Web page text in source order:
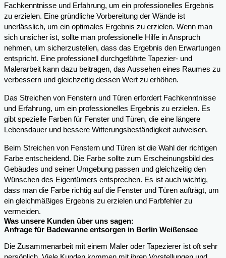
Fachkenntnisse und Erfahrung, um ein professionelles Ergebnis
zu erzielen. Eine gründliche Vorbereitung der Wände ist
unerlässlich, um ein optimales Ergebnis zu erzielen. Wenn man
sich unsicher ist, sollte man professionelle Hilfe in Anspruch
nehmen, um sicherzustellen, dass das Ergebnis den Erwartungen
entspricht. Eine professionell durchgeführte Tapezier- und
Malerarbeit kann dazu beitragen, das Aussehen eines Raumes zu
verbessern und gleichzeitig dessen Wert zu erhöhen.
Das Streichen von Fenstern und Türen erfordert Fachkenntnisse
und Erfahrung, um ein professionelles Ergebnis zu erzielen. Es
gibt spezielle Farben für Fenster und Türen, die eine längere
Lebensdauer und bessere Witterungsbeständigkeit aufweisen.
Beim Streichen von Fenstern und Türen ist die Wahl der richtigen
Farbe entscheidend. Die Farbe sollte zum Erscheinungsbild des
Gebäudes und seiner Umgebung passen und gleichzeitig den
Wünschen des Eigentümers entsprechen. Es ist auch wichtig,
dass man die Farbe richtig auf die Fenster und Türen aufträgt, um
ein gleichmäßiges Ergebnis zu erzielen und Farbfehler zu
vermeiden.
Was unsere Kunden über uns sagen:
Anfrage für Badewanne entsorgen in Berlin Weißensee
Die Zusammenarbeit mit einem Maler oder Tapezierer ist oft sehr